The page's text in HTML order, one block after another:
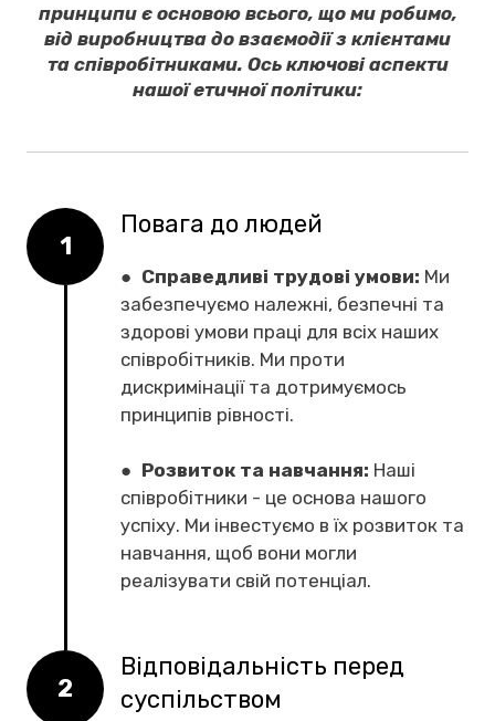
принципи є основою всього, що ми робимо,
від виробництва до взаємодії з клієнтами
та співробітниками. Ось ключові аспекти
нашої етичної політики:
1
Повага до людей
● Справедливі трудові умови: Ми
забезпечуємо належні, безпечні та
здорові умови праці для всіх наших
співробітників. Ми проти
дискримінації та дотримуємось
принципів рівності.
● Розвиток та навчання: Наші
співробітники - це основа нашого
успіху. Ми інвестуємо в їх розвиток та
навчання, щоб вони могли
реалізувати свій потенціал.
2
Відповідальність перед
суспільством